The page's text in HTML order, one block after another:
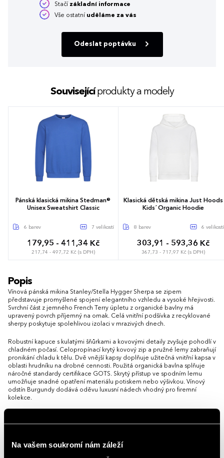
Na vašem soukromí nám záleží
Stačí základní informace
Vše ostatní uděláme za vás
Odeslat poptávku
Souvisejícíprodukty a modely
Pánská klasická mikina Stedman®
Unisex Sweatshirt Classic
6 barev 7 velikostí
179,95 - 411,34 Kč
217,74 - 497,72 Kč (s DPH)
Klasická dětská mikina Just Hoods
Kids´ Organic Hoodie
8 barev 6 velikostí
303,91 - 593,36 Kč
367,73 - 717,97 Kč (s DPH)
Popis
Vínová pánská mikina Stanley/Stella Hygger Sherpa se zipem
představuje promyšlené spojení elegantního vzhledu a vysoké hřejivosti.
Svrchní část z jemného French Terry úpletu z organické bavlny má
upravený povrch příjemný na omak. Celá vnitřní podšívka z recyklované
sherpy poskytuje spolehlivou izolaci v mrazivých dnech.
Robustní kapuce s kulatými šňůrkami a kovovými detaily zvyšuje pohodlí v
chladném počasí. Celopropínací krytý kovový zip a pružné lemy zabraňují
pronikání chladu k tělu. Dvě vnější kapsy doplňuje užitečná vnitřní kapsa v
oblasti hrudníku na drobné cennosti. Použitá organická bavlna splňuje
náročné standardy certifikace GOTS. Skrytý přístup ve spodním lemu
umožňuje snadné opatření materiálu potiskem nebo výšivkou. Vínový
odstín Burgundy dodává oděvu luxusní nádech vhodný pro firemní
kolekce.
požadavků. Rádi vám doporučíme nejvhodnější technologii potisku s
Vlastnosti